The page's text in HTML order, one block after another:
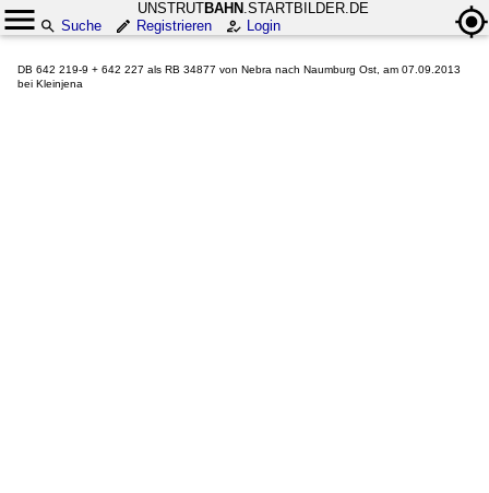
UNSTRUTBAHN .STARTBILDER.DE
Suche
Registrieren Login
DB 642 219-9 + 642 227 als RB 34877 von Nebra nach Naumburg Ost, am 07.09.2013
bei Kleinjena